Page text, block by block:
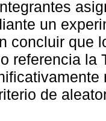
un
concluir que
referencia la
de